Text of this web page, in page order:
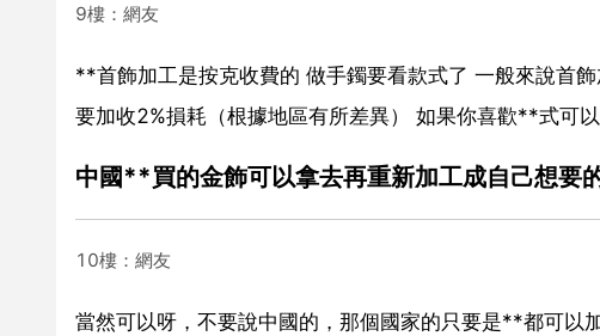
9樓：網友
**首飾加工是按克收費的 做手鐲要看款式了 一般來說首
要加收2%損耗（根據地區有所差異） 如果你喜歡**式可
中國**買的金飾可以拿去再重新加工成自己想要
10樓：網友
當然可以呀，不要說中國的，那個國家的只要是**都可以加